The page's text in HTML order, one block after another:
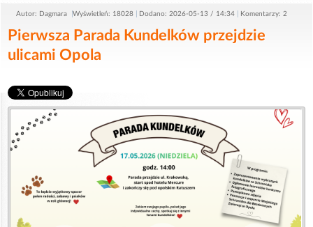
Autor: Dagmara Wyświetleń: 18028 Dodano: 2026-05-13 / 14:34 Komentarzy: 2
Pierwsza Parada Kundelków przejdzie
ulicami Opola